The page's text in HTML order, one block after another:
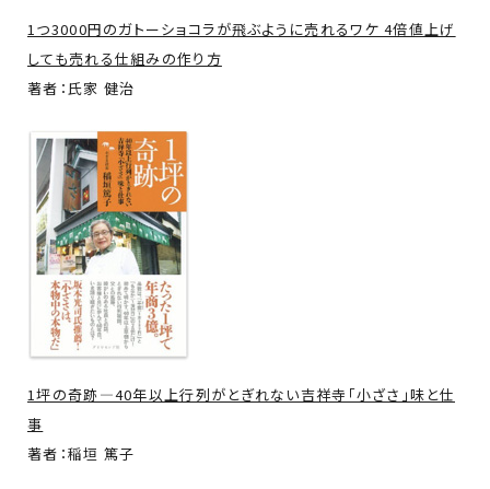
1つ3000円のガトーショコラが飛ぶように売れるワケ 4倍値上げ
しても売れる仕組みの作り方
著者：氏家 健治
1坪の奇跡―40年以上行列がとぎれない吉祥寺「小ざさ」味と仕
事
著者：稲垣 篤子